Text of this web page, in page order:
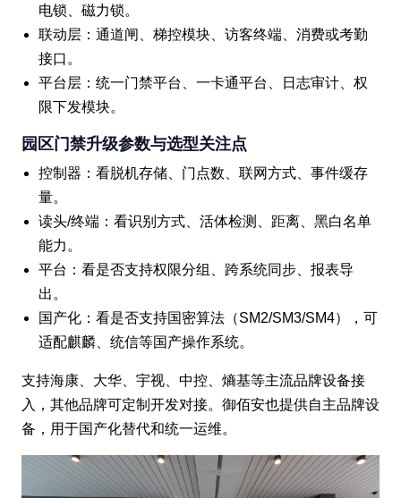
电锁、磁力锁。
联动层：通道闸、梯控模块、访客终端、消费或考勤
接口。
平台层：统一门禁平台、一卡通平台、日志审计、权
限下发模块。
园区门禁升级参数与选型关注点
控制器：看脱机存储、门点数、联网方式、事件缓存
量。
读头/终端：看识别方式、活体检测、距离、黑白名单
能力。
平台：看是否支持权限分组、跨系统同步、报表导
出。
国产化：看是否支持国密算法（SM2/SM3/SM4），可
适配麒麟、统信等国产操作系统。
支持海康、大华、宇视、中控、熵基等主流品牌设备接
入，其他品牌可定制开发对接。御佰安也提供自主品牌设
备，用于国产化替代和统一运维。